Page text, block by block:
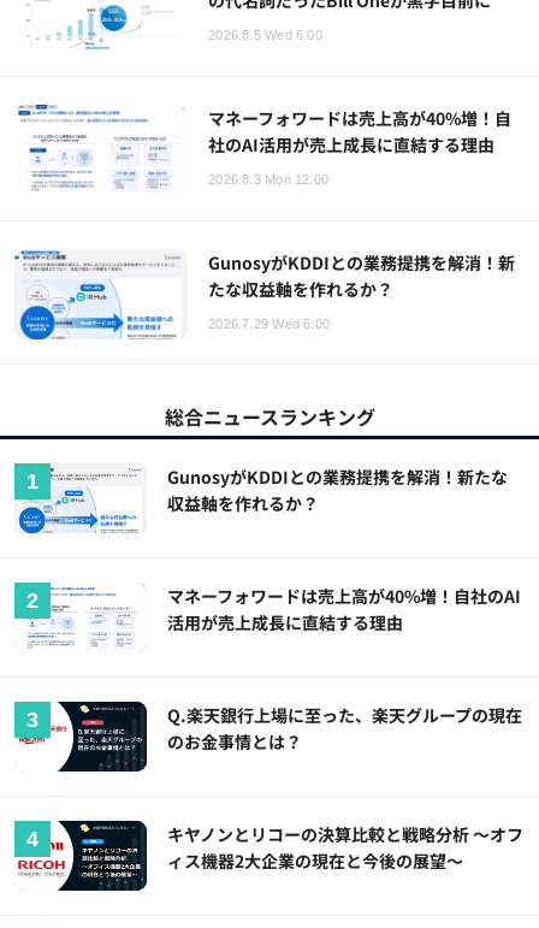
2026.8.5 Wed 6:00
マネーフォワードは売上高が40%増！自
社のAI活用が売上成長に直結する理由
2026.8.3 Mon 12:00
GunosyがKDDIとの業務提携を解消！新
たな収益軸を作れるか？
2026.7.29 Wed 6:00
総合ニュースランキング
GunosyがKDDIとの業務提携を解消！新たな
収益軸を作れるか？
マネーフォワードは売上高が40%増！自社のAI
活用が売上成長に直結する理由
Q.楽天銀行上場に至った、楽天グループの現在
のお金事情とは？
キヤノンとリコーの決算比較と戦略分析 ～オフ
ィス機器2大企業の現在と今後の展望～